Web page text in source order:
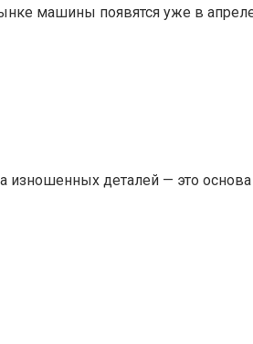
машины появятся уже в
изношенных деталей — это